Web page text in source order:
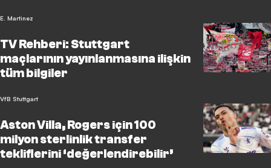
E. Martinez
TV Rehberi: Stuttgart
maçlarının yayınlanmasına ilişkin
tüm bilgiler
VfB Stuttgart
Aston Villa, Rogers için 100
milyon sterlinlik transfer
tekliflerini ‘değerlendirebilir’